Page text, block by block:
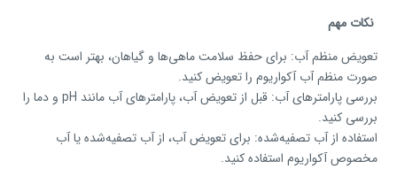
نکات مهم
تعویض منظم آب: برای حفظ سلامت ماهی‌ها و گیاهان، بهتر است به
صورت منظم آب آکواریوم را تعویض کنید.
بررسی پارامترهای آب: قبل از تعویض آب، پارامترهای آب مانند pH و دما را
بررسی کنید.
استفاده از آب تصفیه‌شده: برای تعویض آب، از آب تصفیه‌شده یا آب
مخصوص آکواریوم استفاده کنید.